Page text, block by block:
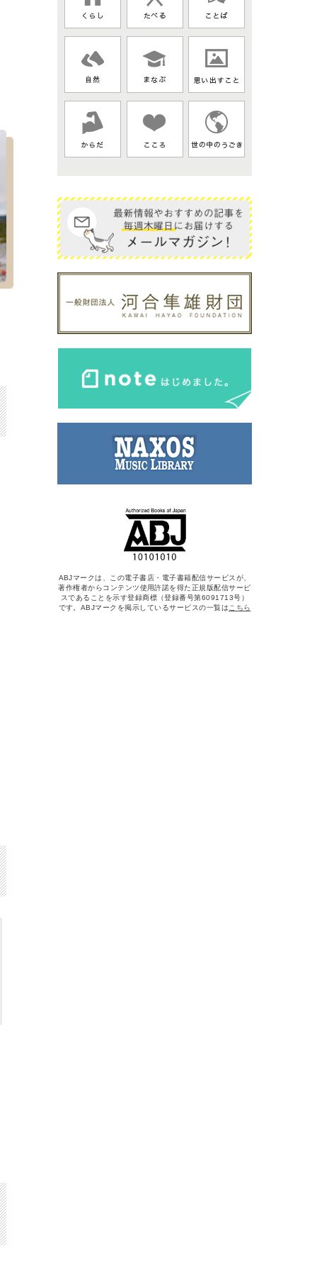
ABJマークは、この電子書店・電子書籍配信サービスが、
著作権者からコンテンツ使用許諾を得た正規版配信サービ
スであることを示す登録商標（登録番号第6091713号）
です。ABJマークを掲示しているサービスの一覧はこちら